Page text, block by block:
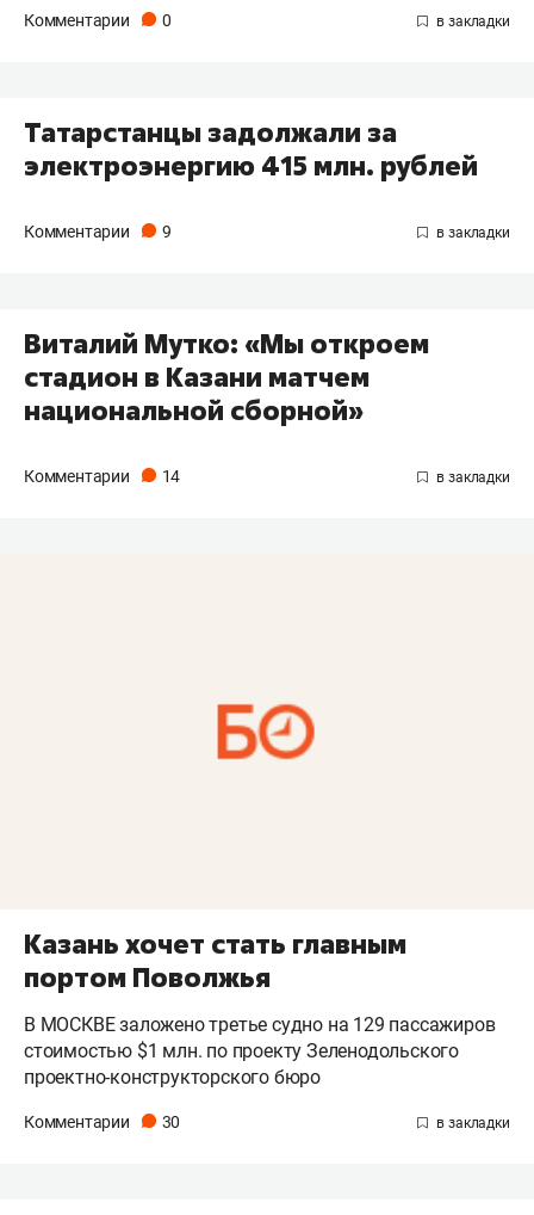
Комментарии 0
Татарстанцы задолжали за
электроэнергию 415 млн. рублей
Комментарии 9
Виталий Мутко: «Мы откроем
стадион в Казани матчем
национальной сборной»
Комментарии 14
Казань хочет стать главным
портом Поволжья
В МОСКВЕ заложено третье судно на 129 пассажиров
стоимостью $1 млн. по проекту Зеленодольского
проектно-конструкторского бюро
Комментарии 30